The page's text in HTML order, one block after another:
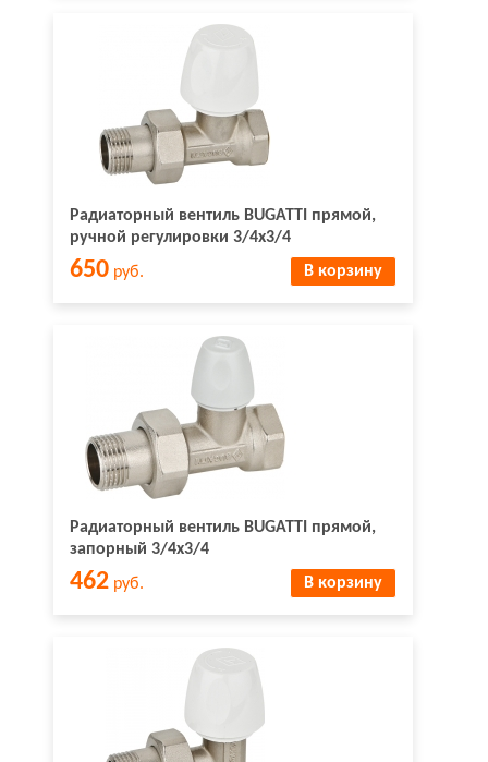
Радиаторный вентиль BUGATTI прямой,
ручной регулировки 3/4х3/4
650 руб. В корзину
Радиаторный вентиль BUGATTI прямой,
запорный 3/4х3/4
462 руб. В корзину